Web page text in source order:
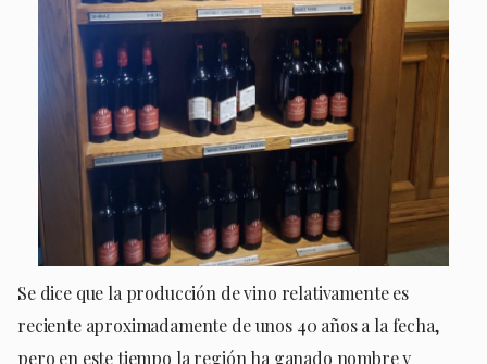
Se dice que la producción de vino relativamente es
reciente aproximadamente de unos 40 años a la fecha,
pero en este tiempo la región ha ganado nombre y